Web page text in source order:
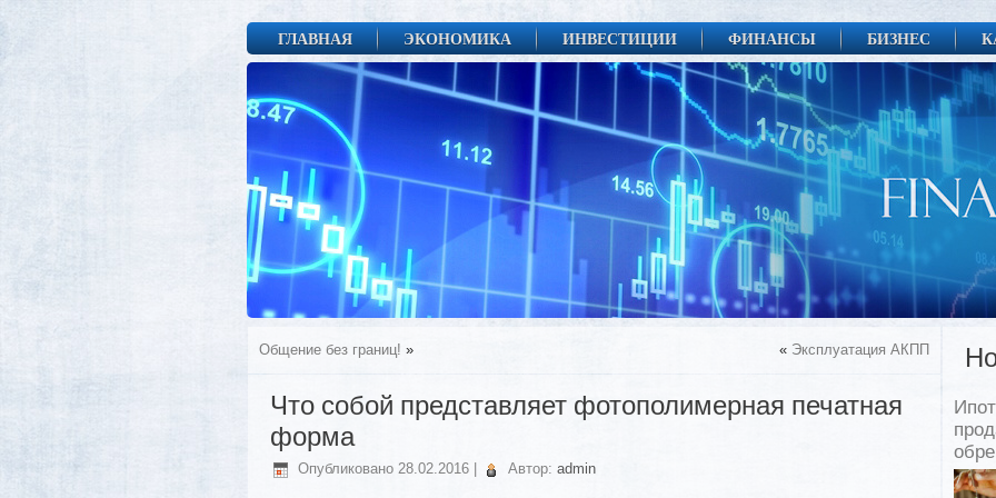
ГЛАВНАЯ ЭКОНОМИКА ИНВЕСТИЦИИ ФИНАНСЫ БИЗНЕС
Общение без границ! » « Эксплуатация АКПП
Что собой представляет фотополимерная печатная
форма
Опубликовано 28.02.2016 Автор: admin